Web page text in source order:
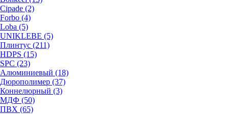
Cipade (2)
Forbo (4)
Loba (5)
UNIKLEBE (5)
Плинтус (211)
HDPS (15)
SPC (23)
Алюминиевый (18)
Дюрополимер (37)
Коннелюрный (3)
МДФ (50)
ПВХ (65)